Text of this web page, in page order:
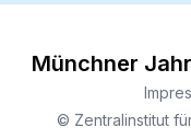
Münchner
© Zentralinstitut